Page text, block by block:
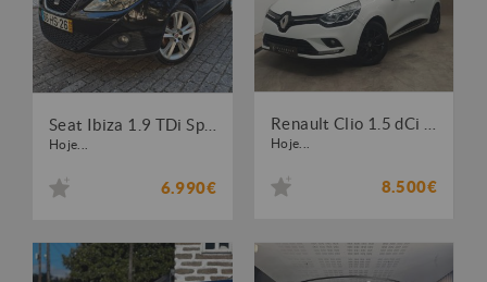
Seat Ibiza 1.9 TDi Sport DPF
Hoje...
6.990€
Hoje...
8.500€